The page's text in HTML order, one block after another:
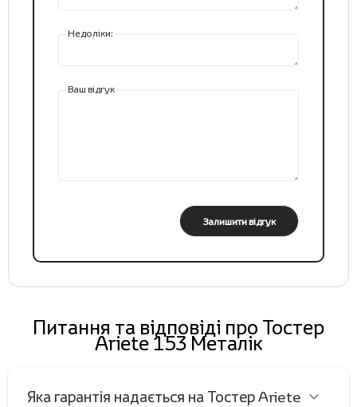
Недоліки:
Ваш відгук
Залишити відгук
Питання та відповіді про Тостер
Ariete 153 Металік
Яка гарантія надається на Тостер Ariete